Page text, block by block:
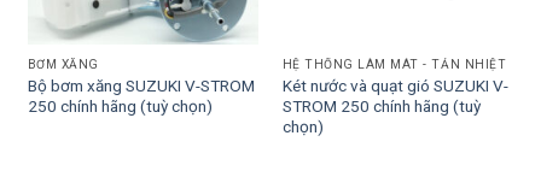
BƠM XĂNG
Bộ bơm xăng SUZUKI V-STROM
250 chính hãng (tuỳ chọn)
HỆ THỐNG LÀM MÁT - TẢN NHIỆT
Két nước và quạt gió SUZUKI V-
STROM 250 chính hãng (tuỳ
chọn)